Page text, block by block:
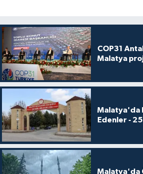
COP31
Malatya
Malatya'da
Edenler -
Malatya'da